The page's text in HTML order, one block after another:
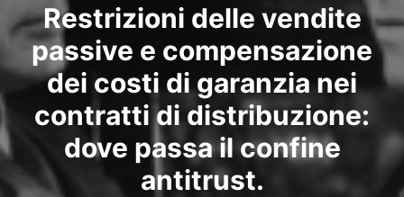
Servizi
Blog
LinkedIn
Contatti
Lingua
Restrizioni delle vendite
passive e compensazione
dei costi di garanzia nei
contratti di distribuzione:
dove passa il confine
antitrust.